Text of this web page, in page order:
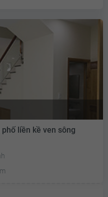
liền kề ven sông